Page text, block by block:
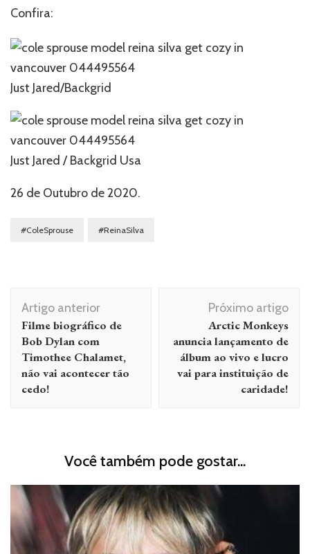
Confira:
Just Jared/Backgrid
Just Jared / Backgrid Usa
26 de Outubro de 2020.
#ColeSprouse #ReinaSilva
Navegação
de
post
Artigo anterior
Filme biográfico de
Bob Dylan com
Timothee Chalamet,
não vai acontecer tão
cedo!
Próximo artigo
Arctic Monkeys
anuncia lançamento de
álbum ao vivo e lucro
vai para instituição de
caridade!
Você também pode gostar...